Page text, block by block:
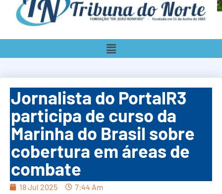
Jornalista do PortalR3
participa de curso da
Marinha do Brasil sobre
cobertura em áreas de
combate
18 Jul 2025 7:44 Am